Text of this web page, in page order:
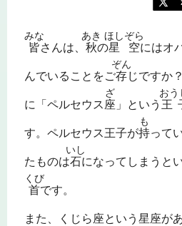
皆
みな
さんは、 秋
あき
の星空
ほしぞら
にはオ
んでいることをご存
ぞん
じですか
に「ペルセウス座
ざ
」という 王
おう
す。ペルセウス王子が持
も
って
たものは石
いし
になってしまうと
首
くび
です。
また、くじら座という星座が